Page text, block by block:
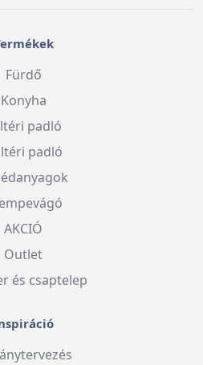
Fürdő
Konyha
padló
padló
AKCIÓ
Outlet
és csaptelep